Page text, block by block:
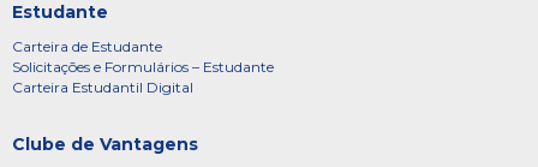
Estudante
Carteira de Estudante
Solicitações e Formulários – Estudante
Carteira Estudantil Digital
Clube de Vantagens